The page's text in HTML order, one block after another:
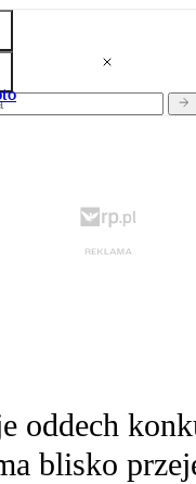
oddech
blisko